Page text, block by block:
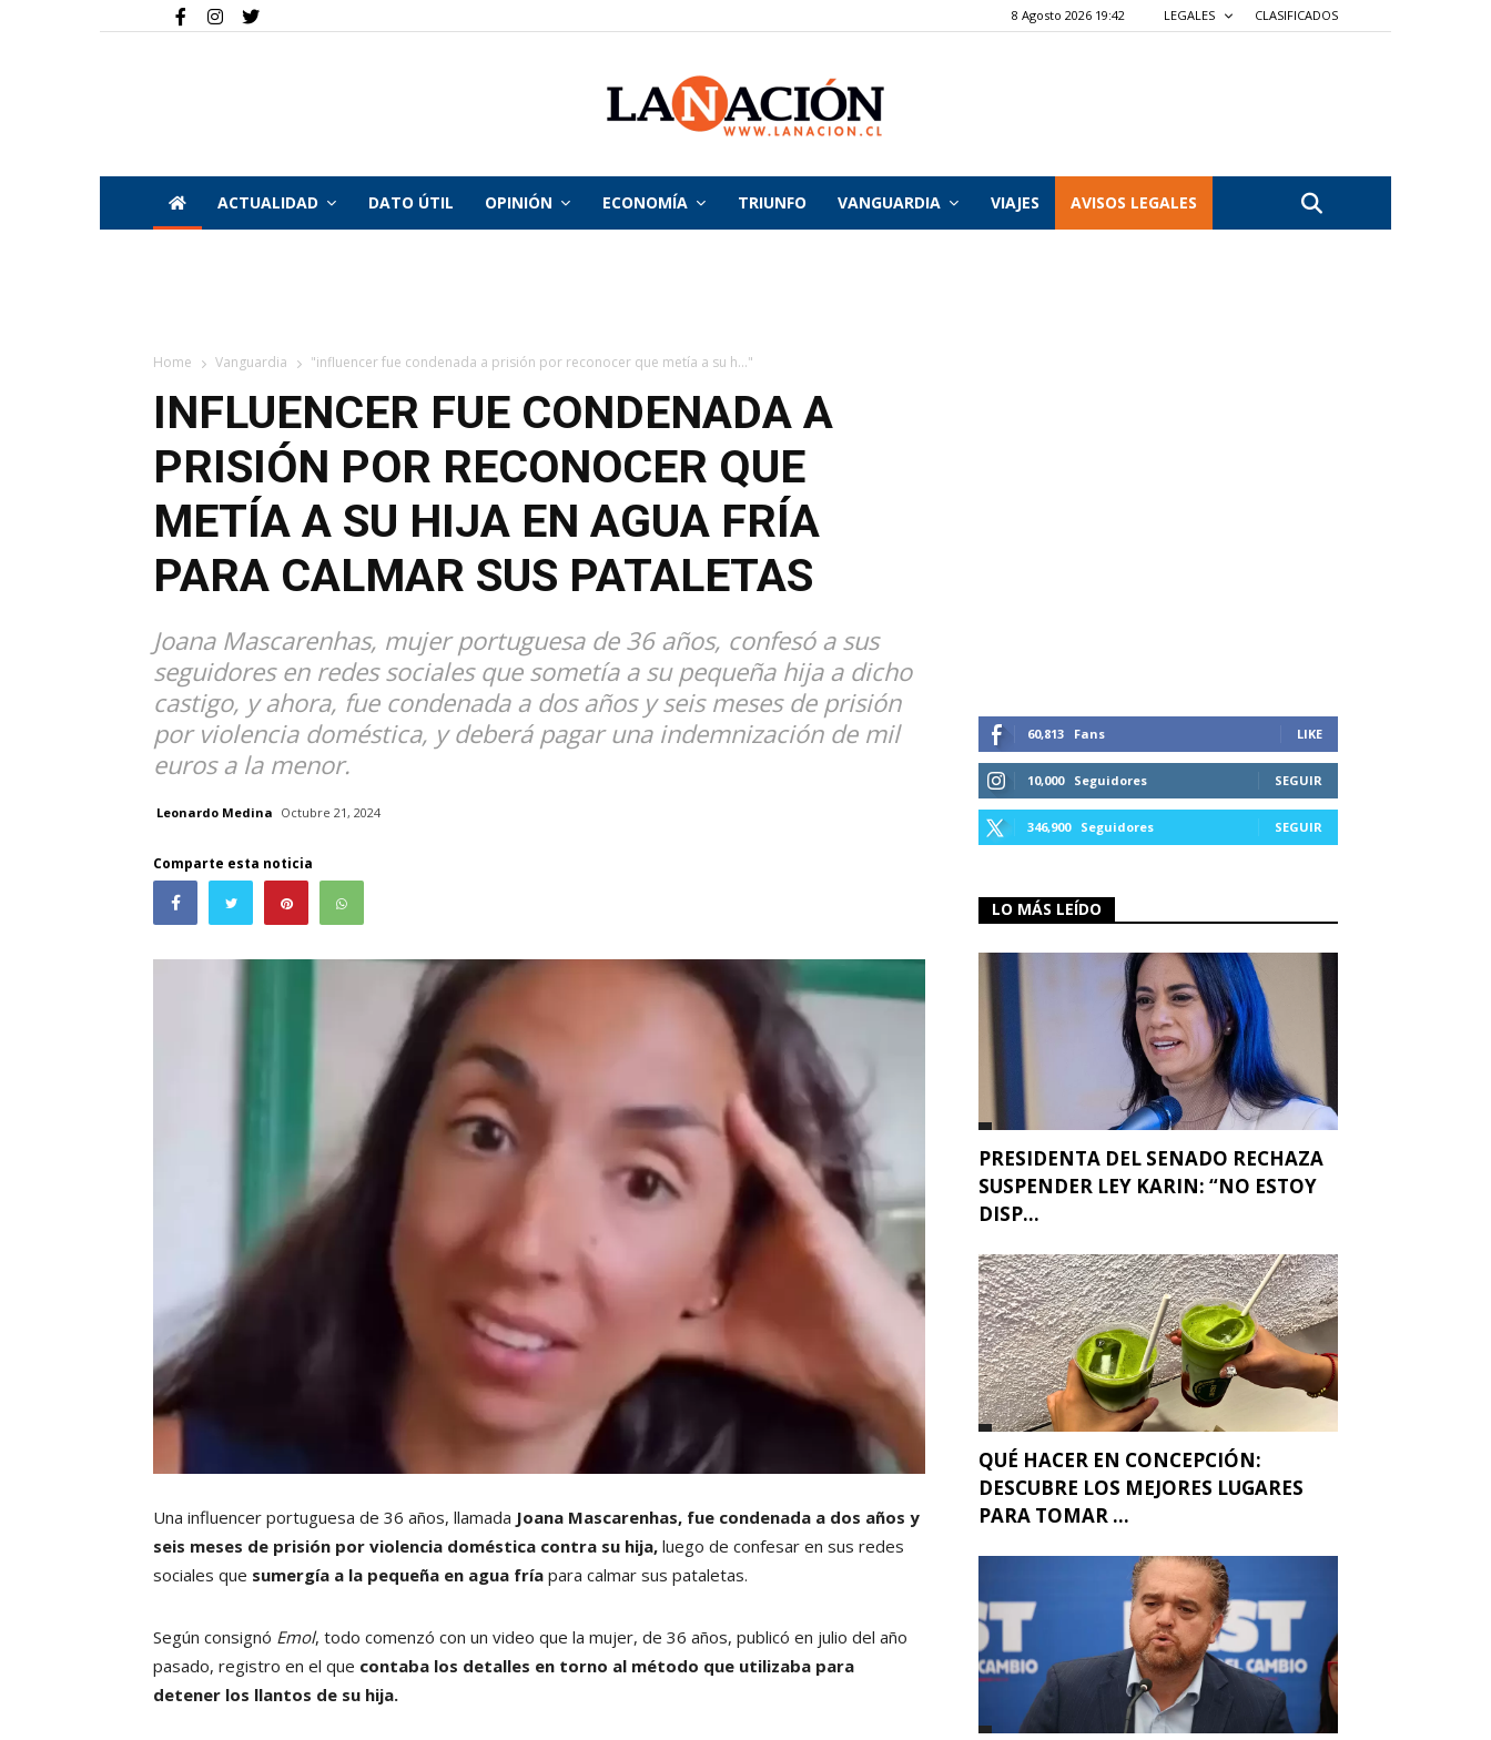
8 Agosto 2026 19:42 LEGALES CLASIFICADOS
La
ACTUALIDAD DATO ÚTIL OPINIÓN ECONOMÍA TRIUNFO VANGUARDIA VIAJES AVISOS LEGALES
Home Vanguardia "influencer fue condenada a prisión por reconocer que metía a su h..."
INFLUENCER FUE CONDENADA A
PRISIÓN POR RECONOCER QUE
METÍA A SU HIJA EN AGUA FRÍA
PARA CALMAR SUS PATALETAS
Joana Mascarenhas, mujer portuguesa de 36 años, confesó a sus
seguidores en redes sociales que sometía a su pequeña hija a dicho
castigo, y ahora, fue condenada a dos años y seis meses de prisión
por violencia doméstica, y deberá pagar una indemnización de mil
euros a la menor.
Leonardo Medina Octubre 21, 2024
Comparte esta noticia
Una influencer portuguesa de 36 años, llamada Joana Mascarenhas, fue condenada a dos años y
seis meses de prisión por violencia doméstica contra su hija, luego de confesar en sus redes
sociales que sumergía a la pequeña en agua fría para calmar sus pataletas.
Según consignó Emol, todo comenzó con un video que la mujer, de 36 años, publicó en julio del año
pasado, registro en el que contaba los detalles en torno al método que utilizaba para
detener los llantos de su hija.
60,813 Fans LIKE
10,000 Seguidores SEGUIR
346,900 Seguidores SEGUIR
LO MÁS LEÍDO
PRESIDENTA DEL SENADO RECHAZA
SUSPENDER LEY KARIN: “NO ESTOY
DISP...
QUÉ HACER EN CONCEPCIÓN:
DESCUBRE LOS MEJORES LUGARES
PARA TOMAR ...